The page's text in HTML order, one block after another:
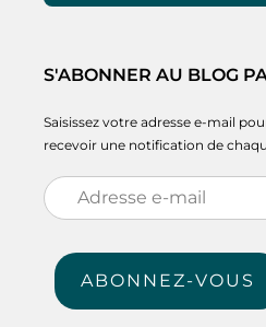
S'ABONNER AU BLOG
Saisissez votre adresse e-mail
recevoir une notification de
Adresse
e-
mail
ABONNEZ-VOUS